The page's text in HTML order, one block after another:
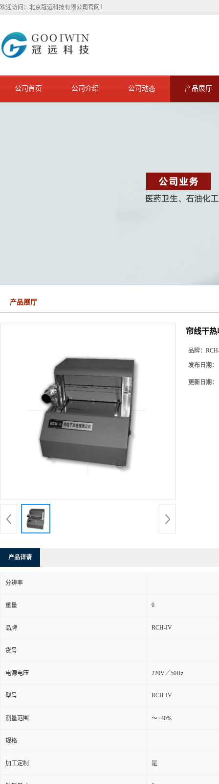
欢迎访问：北京冠远科技有限公司官网！
公司首页 公司介绍 公司动态 产品展厅
产品展厅
帘线干
品牌：
发布日期：
更新日期：
产品详请
分辨率
重量 0
品牌 RCH-IV
货号
电源电压 220V／50Hz
型号 RCH-IV
测量范围 ～+40%
规格
加工定制 是